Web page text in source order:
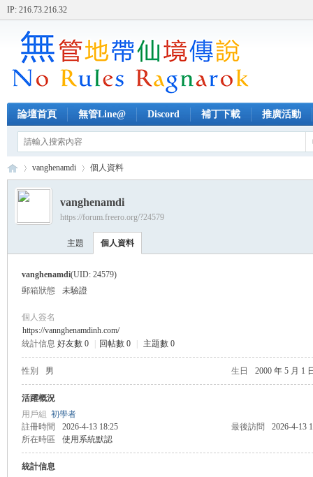
IP: 216.73.216.32
論壇首頁 無管Line@ Discord 補丁下載 推廣活動
›
vanghenamdi 個人資料
vanghenamdi
https://forum.freero.org/?24579
主題 個人資料
vanghenamdi(UID: 24579)
郵箱狀態
未驗證
個人簽名
https://vannghenamdinh.com/
統計信息 好友數 0 回帖數 0 主題數 0
性別 男 生日 2000 年 5 月 1
活躍概況
用戶組 初學者
註冊時間
2026-4-13 18:25 最後訪問
2026-4-13
所在時區
使用系統默認
統計信息